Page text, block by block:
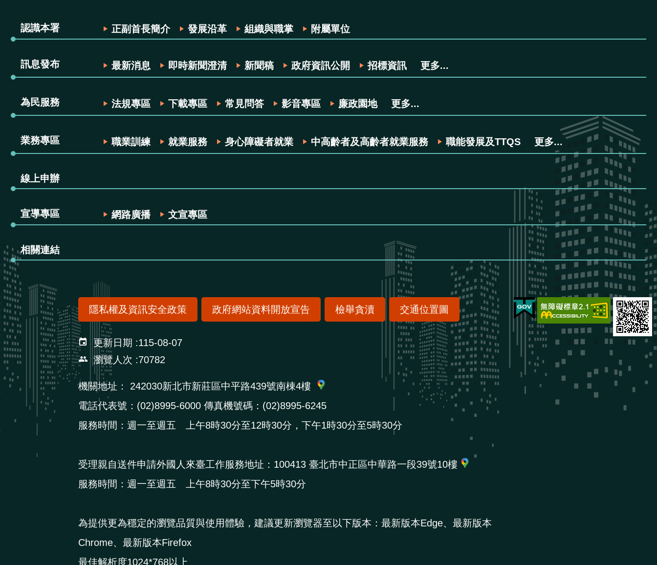
認識本署 正副首長簡介 發展沿革 組織與職掌 附屬單位
訊息發布 最新消息 即時新聞澄清 新聞稿 政府資訊公開 招標資訊 更多...
為民服務 法規專區 下載專區 常見問答 影音專區 廉政園地 更多...
業務專區 職業訓練 就業服務 身心障礙者就業 中高齡者及高齡者就業服務 職能發展及TTQS 更多...
線上申辦
宣導專區 網路廣播 文宣專區
相關連結
隱私權及資訊安全政策 政府網站資料開放宣告 檢舉貪瀆 交通位置圖
更新日期
115-08-07
瀏覽人次
70782
機關地址：
242030新北市新莊區中平路439號南棟4樓
電話代表號：(02)8995-6000 傳真機號碼：(02)8995-6245
服務時間：週一至週五 上午8時30分至12時30分，下午1時30分至5時30分
受理親自送件申請外國人來臺工作服務地址： 100413 臺北市中正區中華路一段39號10樓
服務時間：週一至週五 上午8時30分至下午5時30分
為提供更為穩定的瀏覽品質與使用體驗，建議更新瀏覽器至以下版本：最新版本Edge、最新版本
Chrome、最新版本Firefox
最佳解析度1024*768以上